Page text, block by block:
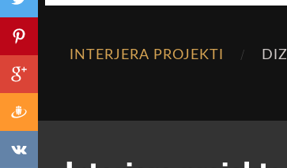
INTERJERA PROJEKTI